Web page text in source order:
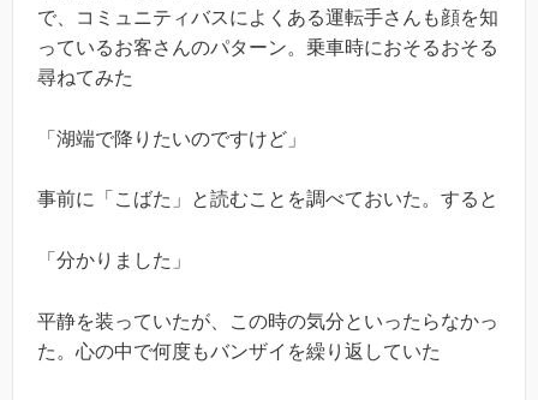
で、コミュニティバスによくある運転手さんも顔を知
っているお客さんのパターン。乗車時におそるおそる
尋ねてみた
「湖端で降りたいのですけど」
事前に「こばた」と読むことを調べておいた。すると
「分かりました」
平静を装っていたが、この時の気分といったらなかっ
た。心の中で何度もバンザイを繰り返していた